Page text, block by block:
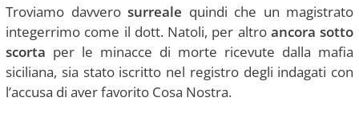
Troviamo davvero surreale quindi che un magistrato
integerrimo come il dott. Natoli, per altro ancora sotto
scorta per le minacce di morte ricevute dalla mafia
siciliana, sia stato iscritto nel registro degli indagati con
l’accusa di aver favorito Cosa Nostra.